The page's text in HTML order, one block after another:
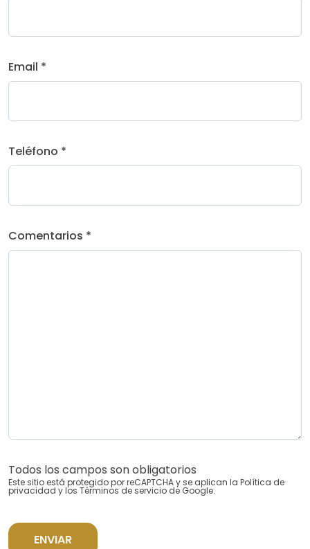
Email *
Teléfono *
Comentarios *
Todos los campos son obligatorios
Este sitio está protegido por reCAPTCHA y se aplican la Política de
privacidad y los Términos de servicio de Google.
ENVIAR